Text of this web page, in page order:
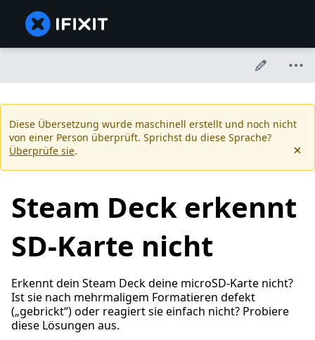
Diese Übersetzung wurde maschinell erstellt und noch nicht
von einer Person überprüft. Sprichst du diese Sprache?
Überprüfe sie.
Steam Deck erkennt
SD-Karte nicht
Erkennt dein Steam Deck deine microSD-Karte nicht?
Ist sie nach mehrmaligem Formatieren defekt
(„gebrickt“) oder reagiert sie einfach nicht? Probiere
diese Lösungen aus.